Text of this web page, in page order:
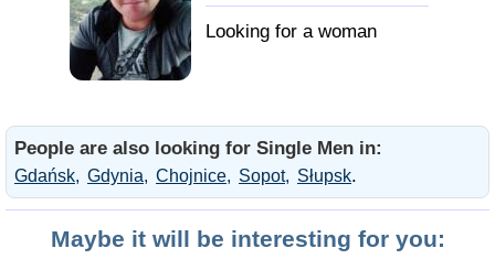
People are also looking for Single Men in:
Gdańsk Gdynia Chojnice Sopot Słupsk.
Maybe it will be interesting for you: